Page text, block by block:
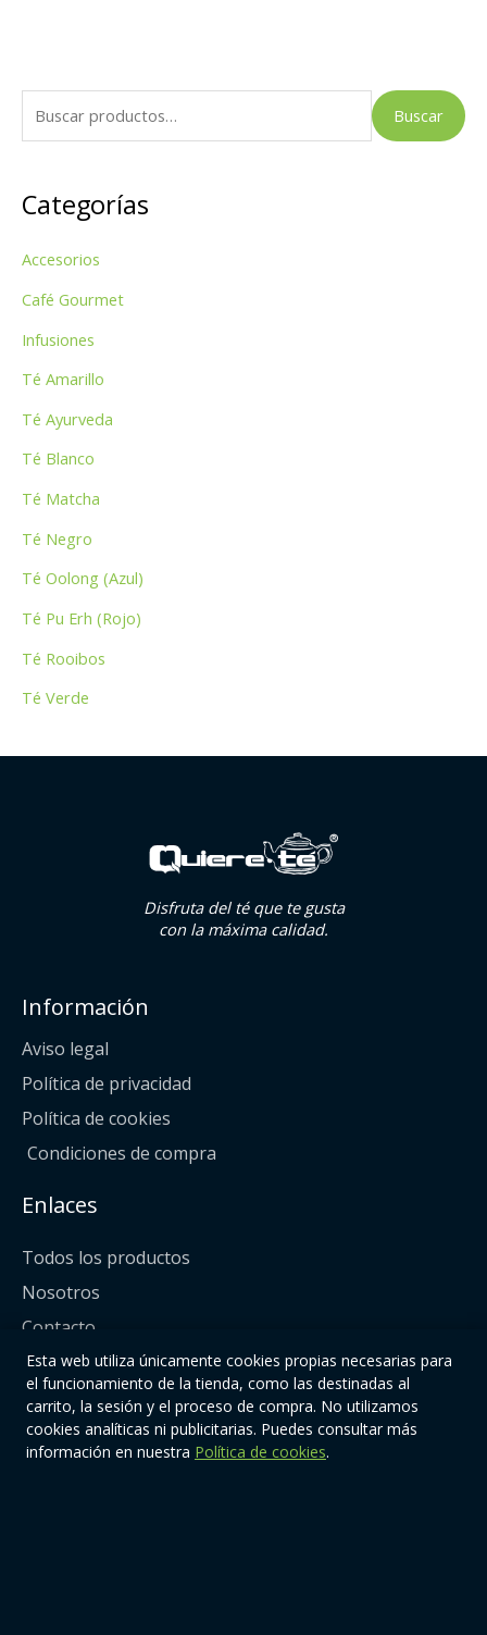
u
c
r
p
Buscar
Categorías
Accesorios
Café Gourmet
Infusiones
Té Amarillo
Té Ayurveda
Té Blanco
Té Matcha
Té Negro
Té Oolong (Azul)
Té Pu Erh (Rojo)
Té Rooibos
Té Verde
Disfruta del té que te gusta
con la máxima calidad.
Información
Aviso legal
Política de privacidad
Política de cookies
Condiciones de compra
Enlaces
Todos los productos
Nosotros
Contacto
Síguenos
Esta web utiliza únicamente cookies propias necesarias para
el funcionamiento de la tienda, como las destinadas al
carrito, la sesión y el proceso de compra. No utilizamos
cookies analíticas ni publicitarias. Puedes consultar más
información en nuestra Política de cookies.